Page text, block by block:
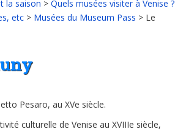
la saison > Quels musées visiter à Venise ?
etc > Musées du Museum Pass > Le
Pesaro, au XVe siècle.
culturelle de Venise au XVIIIe siècle,